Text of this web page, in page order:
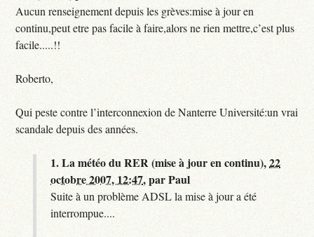
Aucun renseignement depuis les grèves:mise à jour en
continu,peut etre pas facile à faire,alors ne rien mettre,c’est plus
facile.....!!
Roberto,
Qui peste contre l’interconnexion de Nanterre Université:un vrai
scandale depuis des années.
1.La météo du RER (mise à jour en continu),22
octobre 2007, 12:47,parPaul
Suite à un problème ADSL la mise à jour a été
interrompue....